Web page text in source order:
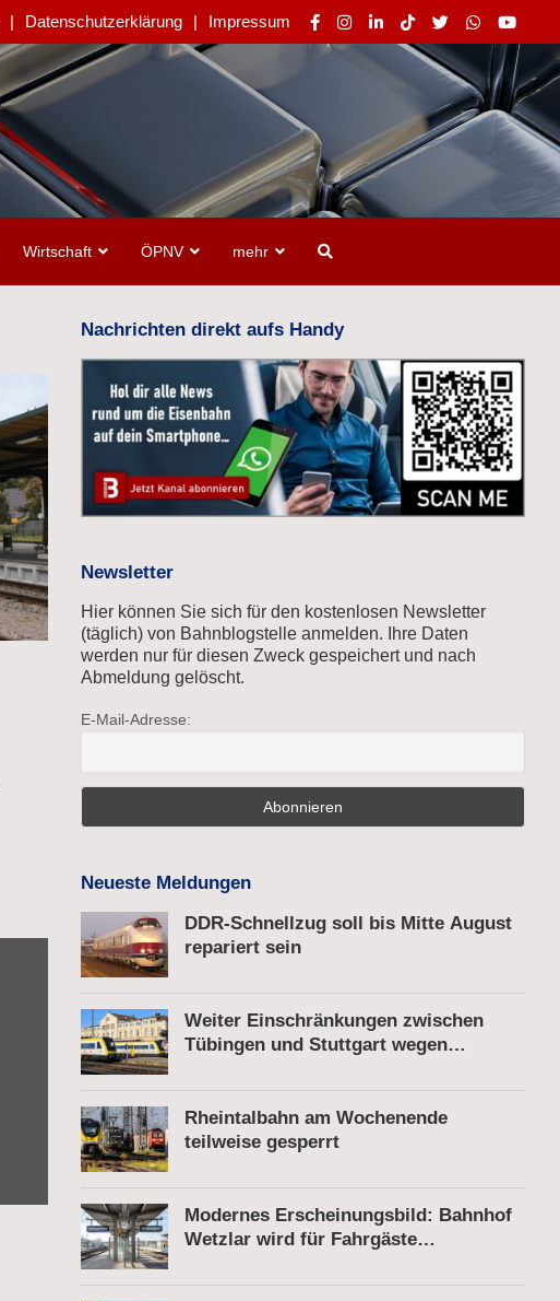
Datenschutzerklärung Impressum
Wirtschaft ÖPNV mehr
Nachrichten direkt aufs Handy
Newsletter
Hier können Sie sich für den kostenlosen Newsletter
(täglich) von Bahnblogstelle anmelden. Ihre Daten
werden nur für diesen Zweck gespeichert und nach
Abmeldung gelöscht.
E-Mail-Adresse:
Neueste Meldungen
DDR-Schnellzug soll bis Mitte August
repariert sein
Weiter Einschränkungen zwischen
Tübingen und Stuttgart wegen
Rheintalbahn am Wochenende
teilweise gesperrt
Modernes Erscheinungsbild: Bahnhof
Wetzlar wird für Fahrgäste